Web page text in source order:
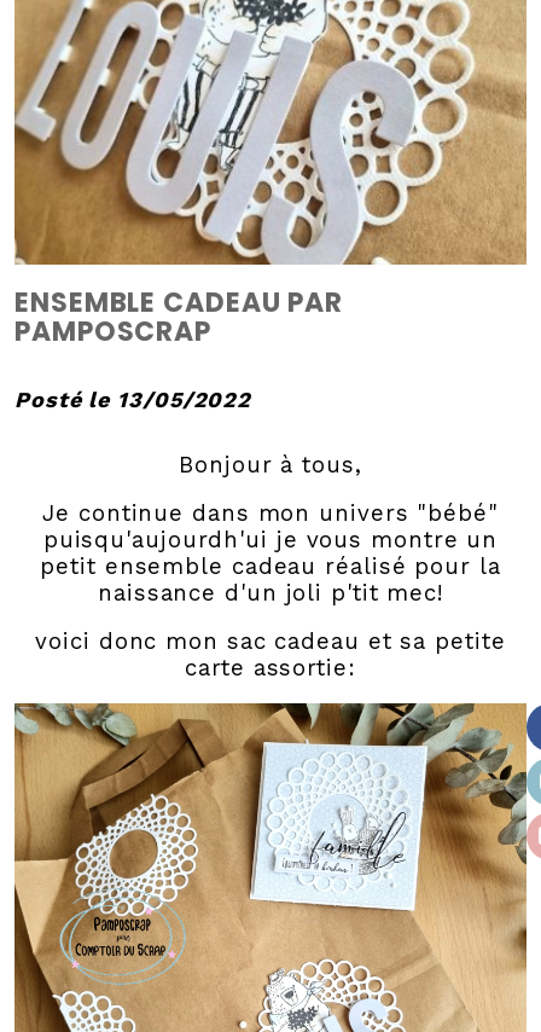
ENSEMBLE CADEAU PAR
PAMPOSCRAP
Posté le 13/05/2022
Bonjour à tous,
Je continue dans mon univers "bébé"
puisqu'aujourdh'ui je vous montre un
petit ensemble cadeau réalisé pour la
naissance d'un joli p'tit mec!
voici donc mon sac cadeau et sa petite
carte assortie: